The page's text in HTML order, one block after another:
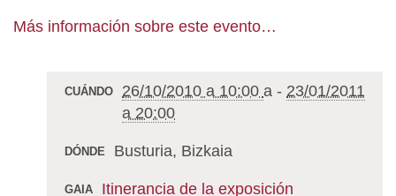
Más información sobre este evento…
CUÁNDO 26/10/2010 a 10:00 a - 23/01/2011
a 20:00
DÓNDE Busturia, Bizkaia
GAIA Itinerancia de la exposición